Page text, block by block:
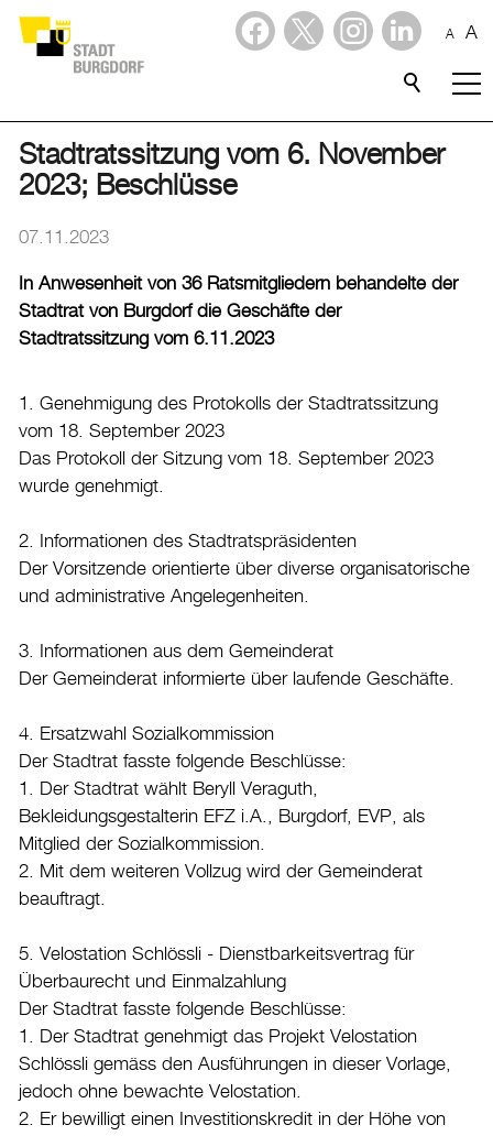
A A
Stadtporträt
Verwaltung & Politik
Aktuelles
Amtliche Publikationen
Medienmitteilungen
Baupublikationen
Burgdorf baut
Home
Drucken
Login
Stadtratssitzung vom 6. November
2023; Beschlüsse
07.11.2023
In Anwesenheit von 36 Ratsmitgliedern behandelte der
Stadtrat von Burgdorf die Geschäfte der
Stadtratssitzung vom 6.11.2023
1. Genehmigung des Protokolls der Stadtratssitzung
vom 18. September 2023
Das Protokoll der Sitzung vom 18. September 2023
wurde genehmigt.
2. Informationen des Stadtratspräsidenten
Der Vorsitzende orientierte über diverse organisatorische
und administrative Angelegenheiten.
3. Informationen aus dem Gemeinderat
Der Gemeinderat informierte über laufende Geschäfte.
4. Ersatzwahl Sozialkommission
Der Stadtrat fasste folgende Beschlüsse:
1. Der Stadtrat wählt Beryll Veraguth,
Bekleidungsgestalterin EFZ i.A., Burgdorf, EVP, als
Mitglied der Sozialkommission.
2. Mit dem weiteren Vollzug wird der Gemeinderat
beauftragt.
5. Velostation Schlössli - Dienstbarkeitsvertrag für
Überbaurecht und Einmalzahlung
Der Stadtrat fasste folgende Beschlüsse:
1. Der Stadtrat genehmigt das Projekt Velostation
Schlössli gemäss den Ausführungen in dieser Vorlage,
jedoch ohne bewachte Velostation.
2. Er bewilligt einen Investitionskredit in der Höhe von